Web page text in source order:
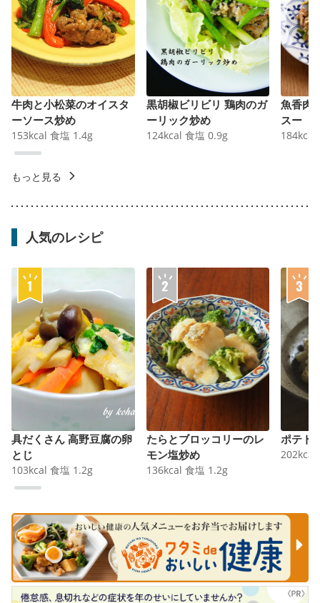
牛肉と小松菜のオイスタ
ーソース炒め
153kcal 食塩 1.4g
黒胡椒ビリビリ 鶏肉のガ
ーリック炒め
124kcal 食塩 0.9g
魚香肉
スー
184kcal
もっと見る
人気のレシピ
具だくさん 高野豆腐の卵
とじ
103kcal 食塩 1.2g
たらとブロッコリーのレ
モン塩炒め
136kcal 食塩 1.2g
ポテト
202kcal